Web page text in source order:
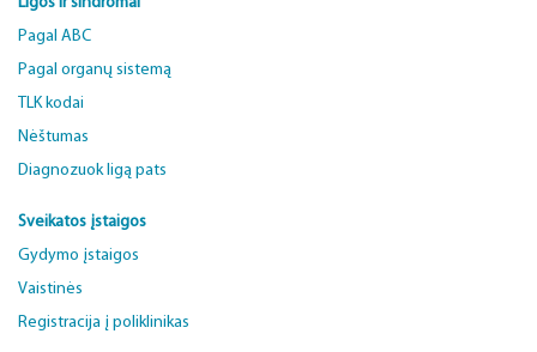
Pagal ABC
Pagal organų sistemą
TLK kodai
Nėštumas
Diagnozuok ligą pats
Sveikatos įstaigos
Gydymo įstaigos
Vaistinės
Registracija į poliklinikas